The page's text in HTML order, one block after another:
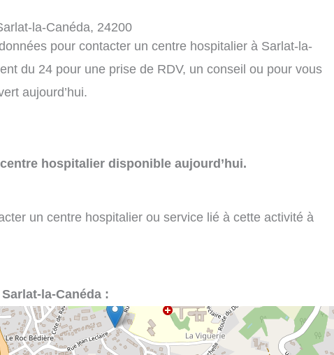
la-Canéda, 24200
pour contacter un centre hospitalier à Sarlat-la-
du 24 pour une prise de RDV, un conseil ou pour vous
aujourd’hui.
hospitalier disponible aujourd’hui.
un centre hospitalier ou service lié à cette activité à
la-Canéda :